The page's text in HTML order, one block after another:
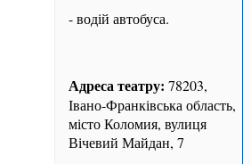
- водій автобуса.
Адреса театру: 78203,
Івано-Франківська область,
місто Коломия, вулиця
Вічевий Майдан, 7